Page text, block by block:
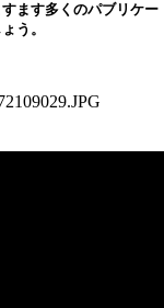
ます多くのパブリケー
う。